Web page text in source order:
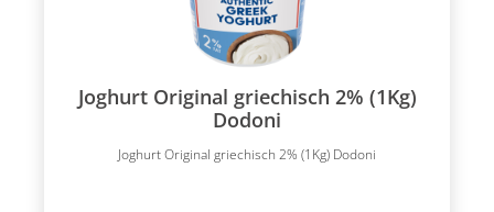
Joghurt Original griechisch 2% (1Kg)
Dodoni
Joghurt Original griechisch 2% (1Kg) Dodoni